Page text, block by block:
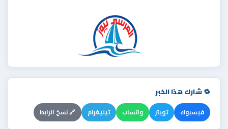
🔁 شارك هذا الخبر
فيسبوك تويتر واتساب تيليغرام 🔗 نسخ الرابط